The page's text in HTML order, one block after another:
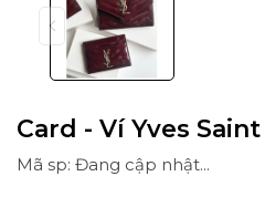
Card - Ví Yves
Mã sp: Đang cập nhật...